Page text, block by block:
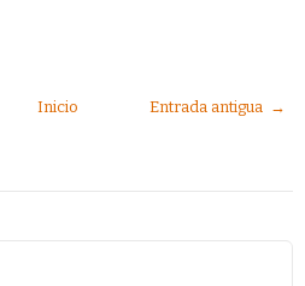
Entrada antigua →
Inicio